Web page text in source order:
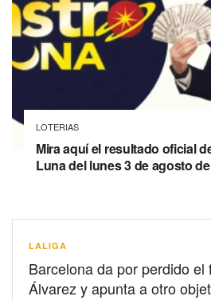
LOTERIAS
Mira aquí el resultado oficial
Luna del lunes 3 de agosto
LALIGA
Barcelona da por perdido el
Álvarez y apunta a otro